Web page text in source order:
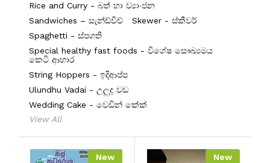
Rice and Curry - බත් හා ව්‍යාංජන
Sandwiches – සැන්ඩ්විච්
Skewer - ස්කීවර්
Spaghetti - ස්පගති
Special healthy fast foods - විශේෂ සෞඛ්‍යමය
කෙටි ආහාර
String Hoppers - ඉදිආප්ප
Ulundhu Vadai - උලුදු වඩ
Wedding Cake - වෙඩින් කේක්
View All
New New